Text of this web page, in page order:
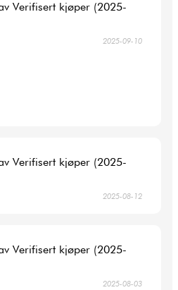
Verifisert kjøper (2025-
2025-09-10
Verifisert kjøper (2025-
2025-08-12
Verifisert kjøper (2025-
2025-08-03